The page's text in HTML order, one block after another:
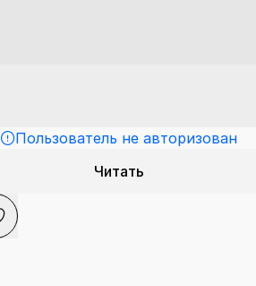
Пользователь не авторизован
Читать